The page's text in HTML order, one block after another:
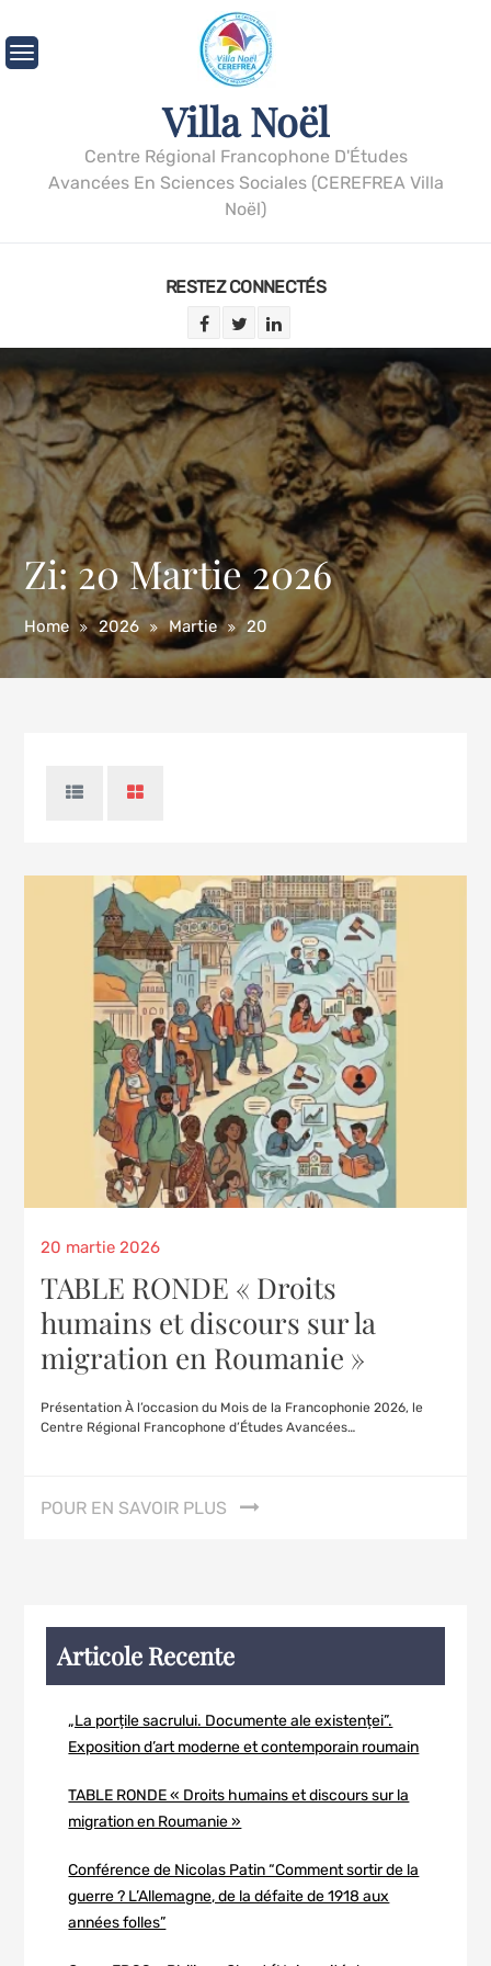
Villa Noël
Centre Régional Francophone D'Études
Avancées En Sciences Sociales (CEREFREA Villa
Noël)
RESTEZ CONNECTÉS
Zi:20 Martie 2026
Home 2026 Martie 20
20 martie 2026
TABLE RONDE « Droits
humains et discours sur la
migration en Roumanie »
Présentation À l’occasion du Mois de la Francophonie 2026, le
Centre Régional Francophone d’Études Avancées…
POUR EN SAVOIR PLUS
Articole Recente
„La porțile sacrului. Documente ale existenței”.
Exposition d’art moderne et contemporain roumain
TABLE RONDE « Droits humains et discours sur la
migration en Roumanie »
Conférence de Nicolas Patin “Comment sortir de la
guerre ? L’Allemagne, de la défaite de 1918 aux
années folles”